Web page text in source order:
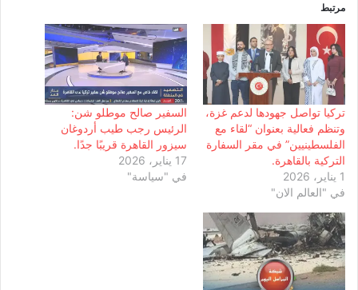
مرتبط
تركيا تواصل جهودها لدعم غزة،
وتنظم فعالية بعنوان “لقاء مع
الفلسطينيين” في مقر السفارة
التركية بالقاهرة.
1 يناير، 2026
في "العالم الان"
السفير صالح موطلو شن:
الرئيس رجب طيب أردوغان
سيزور القاهرة قريبًا جدًا.
17 يناير، 2026
في "سياسة"